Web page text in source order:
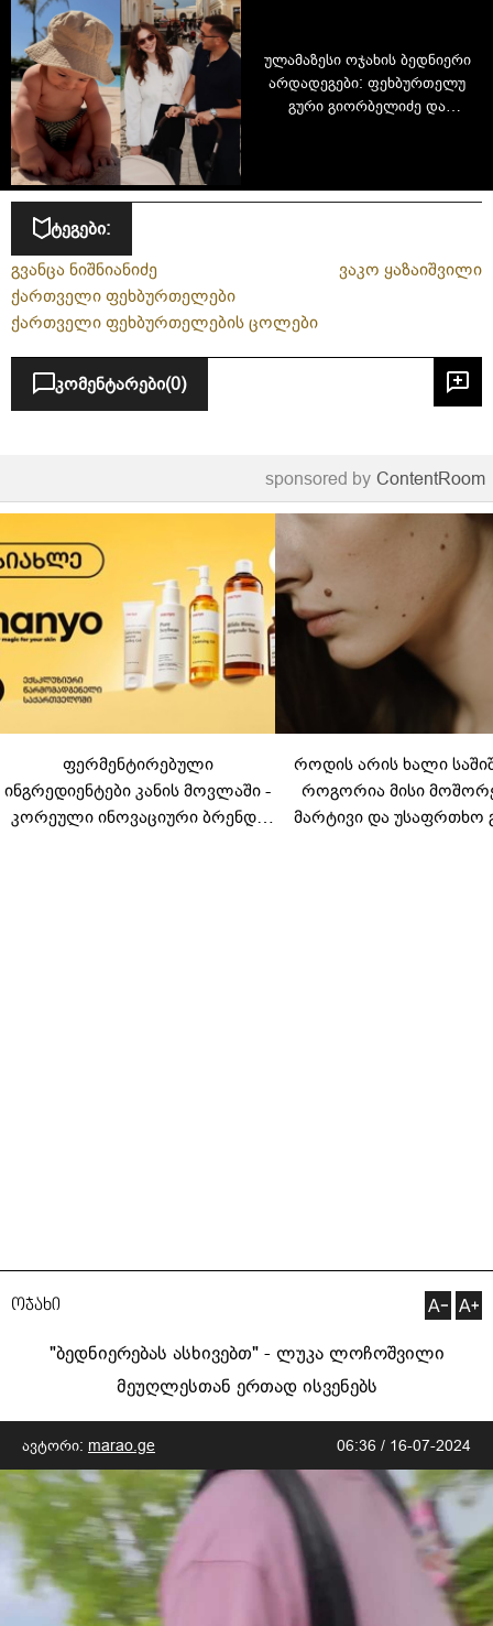
ულამაზესი ოჯახის ბედნიერი
არდადეგები: ფეხბურთელუ
გური გიორბელიძე და
ტეგები:
გვანცა ნიშნიანიძე
ვაკო ყაზაიშვილი
ქართველი ფეხბურთელები
ქართველი ფეხბურთელების ცოლები
კომენტარები(0)
sponsored by ContentRoom
ფერმენტირებული
ინგრედიენტები კანის მოვლაში -
კორეული ინოვაციური ბრენდი
როდის არის ხალი
როგორია მისი
მარტივი და უსაფრთხო
ოჯახი
"ბედნიერებას ასხივებთ" - ლუკა ლოჩოშვილი
მეუღლესთან ერთად ისვენებს
ავტორი: marao.ge 06:36 / 16-07-2024